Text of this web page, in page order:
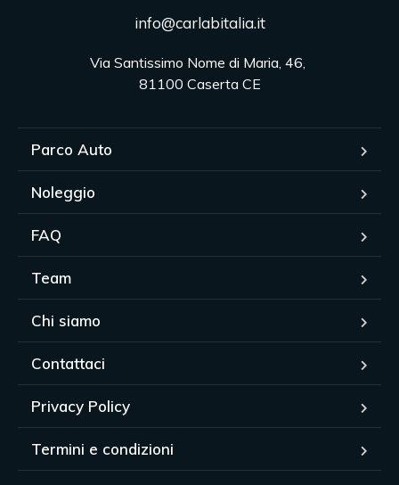
info@carlabitalia.it
Via Santissimo Nome di Maria, 46,
81100 Caserta CE
Parco Auto
Noleggio
FAQ
Team
Chi siamo
Contattaci
Privacy Policy
Termini e condizioni